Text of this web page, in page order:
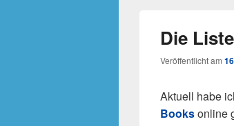
Die
Veröffentlicht am
Aktuell habe
Booksonline